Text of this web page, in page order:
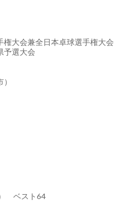
権大会兼全日本卓球選手権大会
予選大会
ベスト64